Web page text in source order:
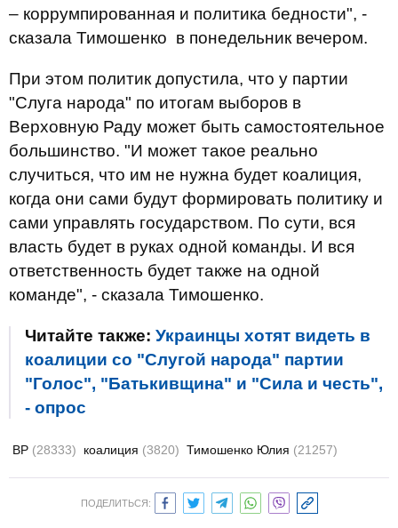
– коррумпированная и политика бедности", -
сказала Тимошенко в понедельник вечером.
При этом политик допустила, что у партии
"Слуга народа" по итогам выборов в
Верховную Раду может быть самостоятельное
большинство. "И может такое реально
случиться, что им не нужна будет коалиция,
когда они сами будут формировать политику и
сами управлять государством. По сути, вся
власть будет в руках одной команды. И вся
ответственность будет также на одной
команде", - сказала Тимошенко.
Читайте также: Украинцы хотят видеть в
коалиции со "Слугой народа" партии
"Голос", "Батькивщина" и "Сила и честь",
- опрос
ВР (28333) коалиция (3820) Тимошенко Юлия (21257)
ПОДЕЛИТЬСЯ: